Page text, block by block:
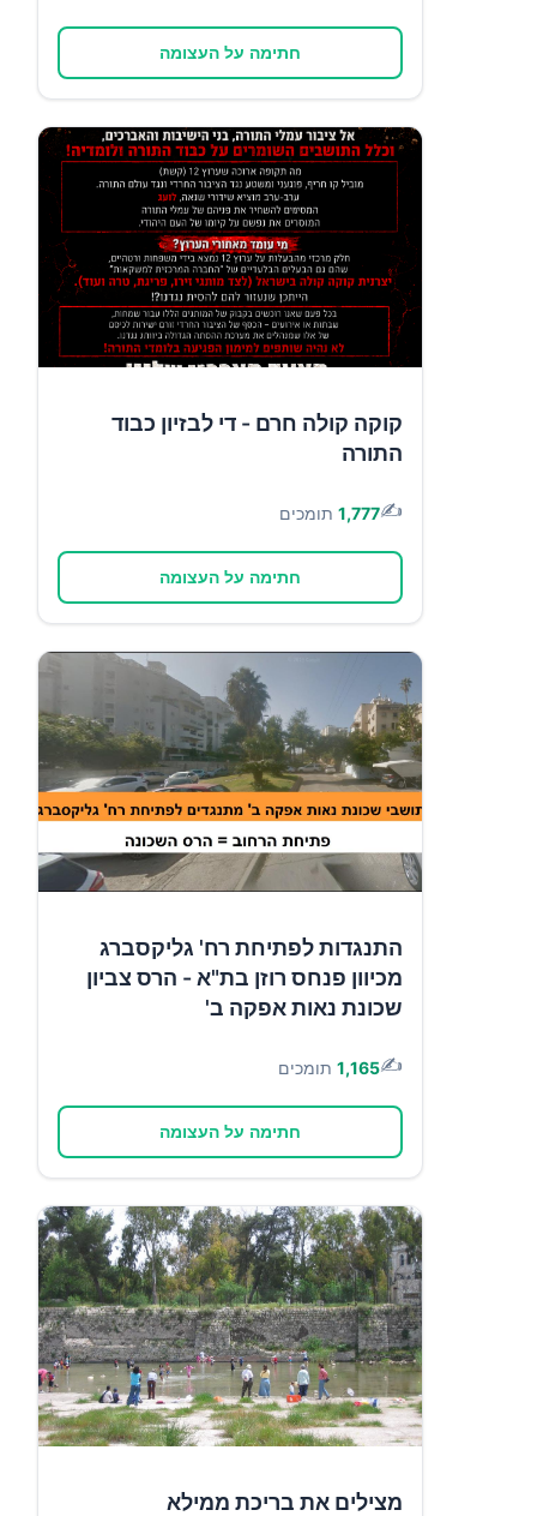
חתימה על העצומה
קוקה קולה חרם - די לבזיון כבוד
התורה
✍️
1,777 תומכים
חתימה על העצומה
התנגדות לפתיחת רח' גליקסברג
מכיוון פנחס רוזן בת"א - הרס צביון
שכונת נאות אפקה ב'
✍️
1,165 תומכים
חתימה על העצומה
מצילים את בריכת ממילא